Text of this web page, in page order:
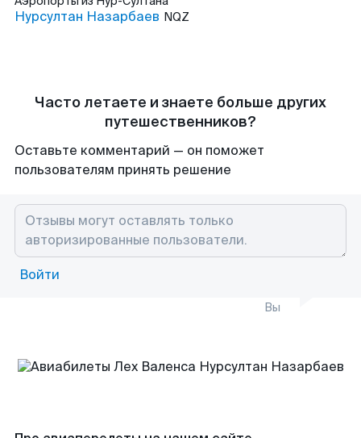
Нурсултан Назарбаев NQZ
Часто летаете и знаете больше других
путешественников?
Оставьте комментарий — он поможет
пользователям принять решение
Войти
Вы